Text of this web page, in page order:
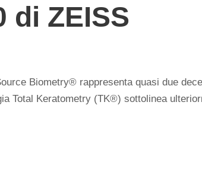
di ZEISS
Biometry® rappresenta quasi due
Total Keratometry (TK®) sottolinea